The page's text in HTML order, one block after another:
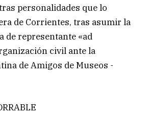
personalidades que lo
de Corrientes, tras asumir la
representante «ad
civil ante la
de Amigos de Museos -